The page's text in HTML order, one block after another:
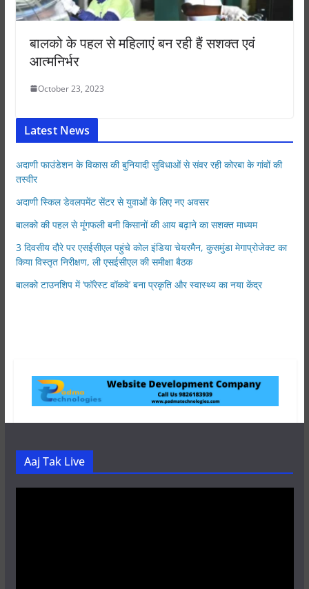
बालको के पहल से महिलाएं बन रही हैं सशक्त एवं
आत्मनिर्भर
October 23, 2023
Latest News
अदाणी फाउंडेशन के विकास की बुनियादी सुविधाओं से संवर रही कोरबा के गांवों की
तस्वीर
अदाणी स्किल डेवलपमेंट सेंटर से युवाओं के लिए नए अवसर
बालको की पहल से मूंगफली बनी किसानों की आय बढ़ाने का सशक्त माध्यम
3 दिवसीय दौरे पर एसईसीएल पहुंचे कोल इंडिया चेयरमैन, कुसमुंडा मेगाप्रोजेक्ट का
किया विस्तृत निरीक्षण, ली एसईसीएल की समीक्षा बैठक
बालको टाउनशिप में ‘फॉरेस्ट वॉकवे’ बना प्रकृति और स्वास्थ्य का नया केंद्र
Aaj Tak Live